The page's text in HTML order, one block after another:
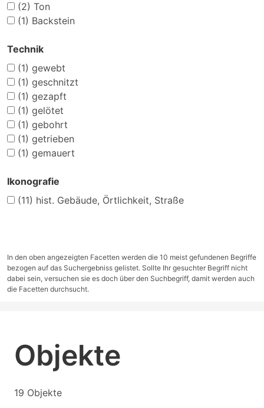
(2) Ton
(1) Backstein
Technik
(1) gewebt
(1) geschnitzt
(1) gezapft
(1) gelötet
(1) gebohrt
(1) getrieben
(1) gemauert
Ikonografie
(11) hist. Gebäude, Örtlichkeit, Straße
In den oben angezeigten Facetten werden die 10 meist gefundenen Begriffe
bezogen auf das Suchergebniss gelistet. Sollte Ihr gesuchter Begriff nicht
dabei sein, versuchen sie es doch über den Suchbegriff, damit werden auch
die Facetten durchsucht.
Objekte
19 Objekte